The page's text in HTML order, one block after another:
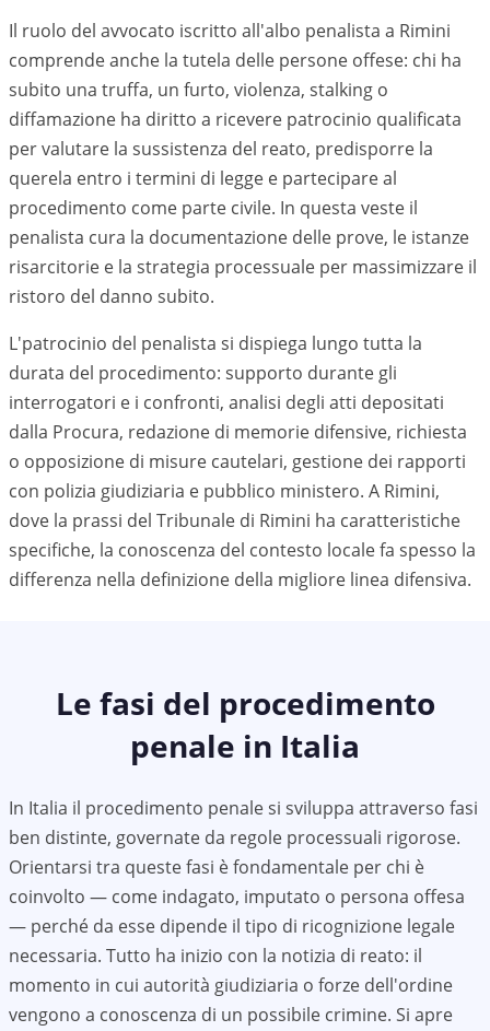
Il ruolo del avvocato iscritto all'albo penalista a Rimini
comprende anche la tutela delle persone offese: chi ha
subito una truffa, un furto, violenza, stalking o
diffamazione ha diritto a ricevere patrocinio qualificata
per valutare la sussistenza del reato, predisporre la
querela entro i termini di legge e partecipare al
procedimento come parte civile. In questa veste il
penalista cura la documentazione delle prove, le istanze
risarcitorie e la strategia processuale per massimizzare il
ristoro del danno subito.
L'patrocinio del penalista si dispiega lungo tutta la
durata del procedimento: supporto durante gli
interrogatori e i confronti, analisi degli atti depositati
dalla Procura, redazione di memorie difensive, richiesta
o opposizione di misure cautelari, gestione dei rapporti
con polizia giudiziaria e pubblico ministero. A Rimini,
dove la prassi del Tribunale di Rimini ha caratteristiche
specifiche, la conoscenza del contesto locale fa spesso la
differenza nella definizione della migliore linea difensiva.
Le fasi del procedimento
penale in Italia
In Italia il procedimento penale si sviluppa attraverso fasi
ben distinte, governate da regole processuali rigorose.
Orientarsi tra queste fasi è fondamentale per chi è
coinvolto — come indagato, imputato o persona offesa
— perché da esse dipende il tipo di ricognizione legale
necessaria. Tutto ha inizio con la notizia di reato: il
momento in cui autorità giudiziaria o forze dell'ordine
vengono a conoscenza di un possibile crimine. Si apre